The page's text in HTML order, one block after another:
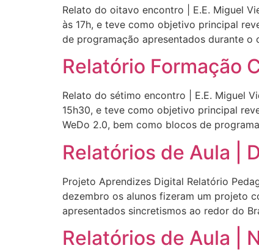
Relato do oitavo encontro | E.E. Miguel
às 17h, e teve como objetivo principal
de programação apresentados durante o
Relatório Formação
Relato do sétimo encontro | E.E. Miguel
15h30, e teve como objetivo principal
WeDo 2.0, bem como blocos de
Relatórios de Aula |
Projeto Aprendizes Digital Relatório
dezembro os alunos fizeram um projeto
apresentados sincretismos ao redor do
Relatórios de Aula |